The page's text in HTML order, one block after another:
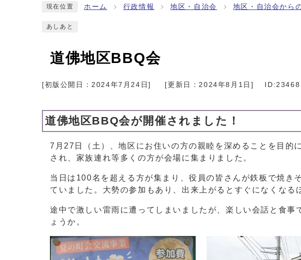
現在位置 ホーム 行政情報 地区・自治会 地区・自治会から
あしあと
道佛地区BBQ会
[初版公開日：2024年7月24日] [更新日：2024年8月1日 ] ID:23468
道佛地区BBQ会が開催されました！
7月27日（土）、地区にお住いの方の親睦を深めることを目的
され、家族連れ等多くの方が会場に集まりました。
当日は100名を超える方が集まり、役員の皆さんが鉄板で焼き
ていました。大勢の参加もあり、出来上がるとすぐになくなる
途中で激しい雷雨に遭ってしまいましたが、楽しい会話と食事
ょうか。